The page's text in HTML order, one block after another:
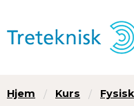
Hjem Kurs